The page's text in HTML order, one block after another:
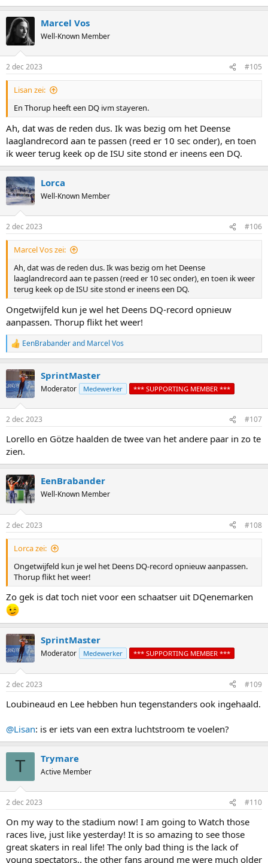
Marcel Vos
Well-Known Member
2 dec 2023 #105
Lisan zei:
En Thorup heeft een DQ ivm stayeren.
Ah, dat was de reden dus. Ik was bezig om het Deense
laaglandrecord aan te passen (reed er 10 sec onder), en toen
ik weer terug keek op de ISU site stond er ineens een DQ.
Lorca
Well-Known Member
2 dec 2023 #106
Marcel Vos zei:
Ah, dat was de reden dus. Ik was bezig om het Deense
laaglandrecord aan te passen (reed er 10 sec onder), en toen ik weer
terug keek op de ISU site stond er ineens een DQ.
Ongetwijfeld kun je wel het Deens DQ-record opnieuw
aanpassen. Thorup flikt het weer!
R
e
t
i
s
EenBrabanderand Marcel Vos
SprintMaster
Moderator Medewerker *** SUPPORTING MEMBER ***
2 dec 2023 #107
Lorello en Götze haalden de twee van het andere paar in zo te
zien.
EenBrabander
Well-Known Member
2 dec 2023 #108
Lorca zei:
Ongetwijfeld kun je wel het Deens DQ-record opnieuw aanpassen.
Thorup flikt het weer!
Zo gek is dat toch niet voor een schaatser uit DQenemarken
SprintMaster
Moderator Medewerker *** SUPPORTING MEMBER ***
2 dec 2023 #109
Loubineaud en Lee hebben hun tegenstanders ook ingehaald.
@Lisan: is er iets van een extra luchtstroom te voelen?
T Trymare
Active Member
2 dec 2023 #110
On my way to the stadium now! I am going to Watch those
races live, just like yesterday! It is so amazing to see those
great skaters in real life! The only bad thing is the lack of
young spectators.. the other fans around me were much older